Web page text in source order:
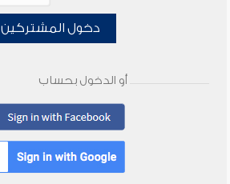
دخول المشتركين
أو الدخول بحساب